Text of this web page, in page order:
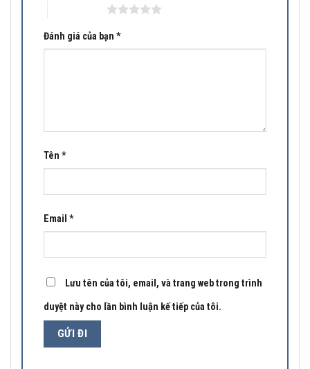
Đánh giá của bạn *
Tên *
Email *
Lưu tên của tôi, email, và trang web trong trình
duyệt này cho lần bình luận kế tiếp của tôi.